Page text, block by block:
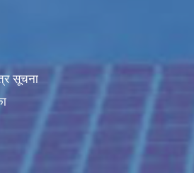
सूचना